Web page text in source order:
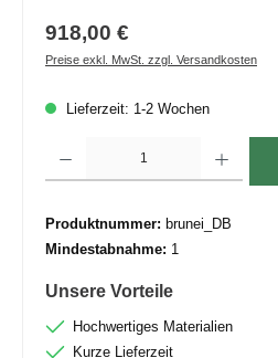
918,00 €
Preise exkl. MwSt. zzgl. Versandkosten
Lieferzeit: 1-2 Wochen
Produktnummer: brunei_DB
Mindestabnahme: 1
Unsere Vorteile
Hochwertiges Materialien
Kurze Lieferzeit